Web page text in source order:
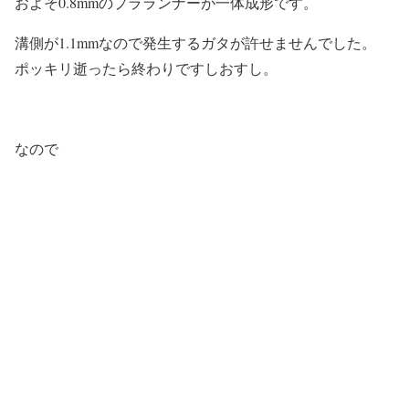
溝側が1.1mmなので発生するガタが許せませんでした。
ポッキリ逝ったら終わりですしおすし。
なので